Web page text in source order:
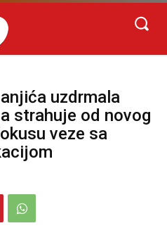
uzdrmala
strahuje od novog
veze sa